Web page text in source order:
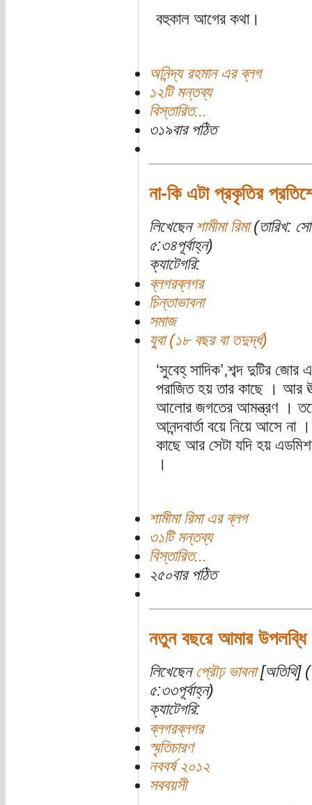
বহুকাল আগের কথা।
অনিন্দ্য রহমান এর ব্লগ
১২টি মন্তব্য
বিস্তারিত...
৩১৯বার পঠিত
না-কি এটা প্রকৃতির
লিখেছেন শামীমা রিমা(তারিখ:
৫:৩৪পূর্বাহ্ন)
ক্যাটেগরি:
ব্লগরব্লগর
চিন্তাভাবনা
সমাজ
যুবা (১৮ বছর বা তদুর্দ্ধ)
‘সুবেহ্ সাদিক’,শব্দ দুটির
পরাজিত হয় তার কাছে । আর
আলোর জগতের আমন্ত্রণ । তবে
আনন্দবার্তা বয়ে নিয়ে আসে না
কাছে আর সেটা যদি হয়
।
শামীমা রিমা এর ব্লগ
৩১টি মন্তব্য
বিস্তারিত...
২৫০বার পঠিত
নতুন বছরে আমার
লিখেছেন প্রৌঢ় ভাবনা[অতিথি]
৫:৩৩পূর্বাহ্ন)
ক্যাটেগরি:
ব্লগরব্লগর
স্মৃতিচারণ
নববর্ষ ২০১২
সববয়সী